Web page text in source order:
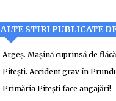
ALTE STIRI PUBLICATE
Argeș. Mașină cuprinsă de
Pitești. Accident grav în
Primăria Pitești face angajări!